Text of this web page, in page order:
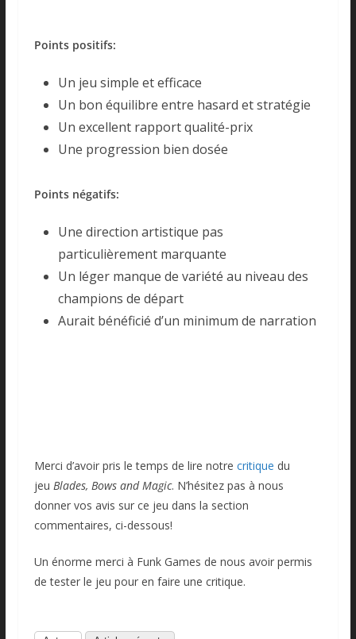
Points positifs:
Un jeu simple et efficace
Un bon équilibre entre hasard et stratégie
Un excellent rapport qualité-prix
Une progression bien dosée
Points négatifs:
Une direction artistique pas
particulièrement marquante
Un léger manque de variété au niveau des
champions de départ
Aurait bénéficié d’un minimum de narration
Merci d’avoir pris le temps de lire notre critique du
jeu Blades, Bows and Magic. N’hésitez pas à nous
donner vos avis sur ce jeu dans la section
commentaires, ci-dessous!
Un énorme merci à Funk Games de nous avoir permis
de tester le jeu pour en faire une critique.